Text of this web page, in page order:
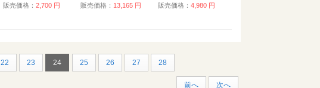
販売価格：2,700 円 販売価格： 13,165 円 販売価格： 4,980 円
22 23 24 25 26 27 28
前へ 次へ